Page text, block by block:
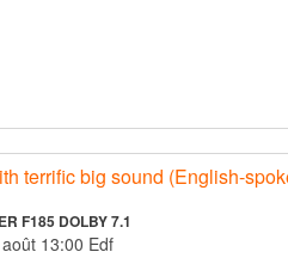
terrific big sound (English-
F185 DOLBY 7.1
8 août 13:00 Edf